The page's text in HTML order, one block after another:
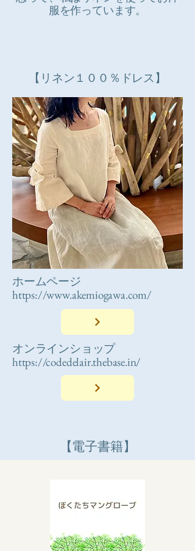
服を作っています。
【リネン１００％ドレス】
ホームページ
https://www.akemiogawa.com/
オンラインショップ
https://codedelair.thebase.in/
【電子書籍】